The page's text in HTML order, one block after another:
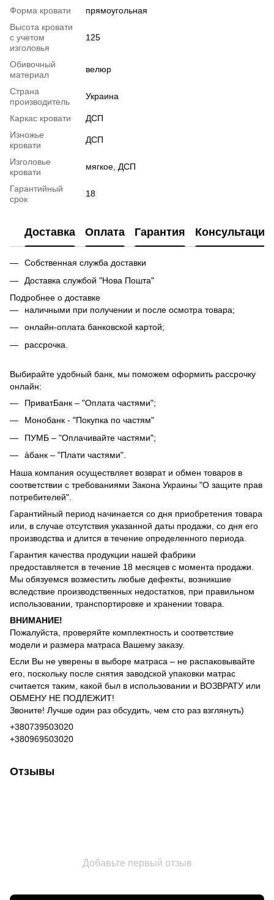
Форма кровати
прямоугольная
Высота кровати
с учетом
изголовья
125
Обивочный
материал
велюр
Страна
производитель
Украина
Каркас кровати
ДСП
Изножье
кровати
ДСП
Изголовье
кровати
мягкое, ДСП
Гарантийный
срок
18
Доставка Оплата Гарантия Консультация
Собственная служба доставки
Доставка службой "Нова Пошта"
Подробнее о доставке
наличными при получении и после осмотра товара;
онлайн-оплата банковской картой;
рассрочка.
Выбирайте удобный банк, мы поможем оформить рассрочку
онлайн:
ПриватБанк – "Оплата частями";
Монобанк - "Покупка по частям"
ПУМБ – "Оплачивайте частями";
àбанк – "Плати частями".
Наша компания осуществляет возврат и обмен товаров в
соответствии с требованиями Закона Украины "О защите прав
потребителей".
Гарантийный период начинается со дня приобретения товара
или, в случае отсутствия указанной даты продажи, со дня его
производства и длится в течение определенного периода.
Гарантия качества продукции нашей фабрики
предоставляется в течение 18 месяцев с момента продажи.
Мы обязуемся возместить любые дефекты, возникшие
вследствие производственных недостатков, при правильном
использовании, транспортировке и хранении товара.
ВНИМАНИЕ!
Пожалуйста, проверяйте комплектность и соответствие
модели и размера матраса Вашему заказу.
Если Вы не уверены в выборе матраса – не распаковывайте
его, поскольку после снятия заводской упаковки матрас
считается таким, какой был в использовании и ВОЗВРАТУ или
ОБМЕНУ НЕ ПОДЛЕЖИТ!
Звоните! Лучше один раз обсудить, чем сто раз взглянуть)
+380739503020
+380969503020
Отзывы
Добавьте первый отзыв